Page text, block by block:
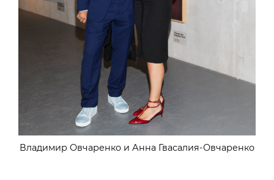
Владимир Овчаренко и Анна Гвасалия-Овчаренко